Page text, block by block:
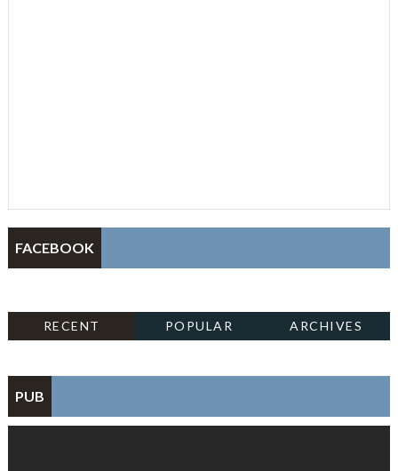
FACEBOOK
RECENT POPULAR ARCHIVES
PUB